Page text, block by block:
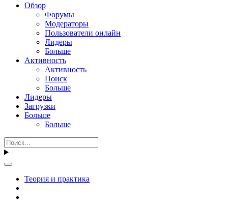
Обзор
Форумы
Модераторы
Пользователи онлайн
Лидеры
Больше
Активность
Активность
Поиск
Больше
Лидеры
Загрузки
Больше
Больше
Теория и практика